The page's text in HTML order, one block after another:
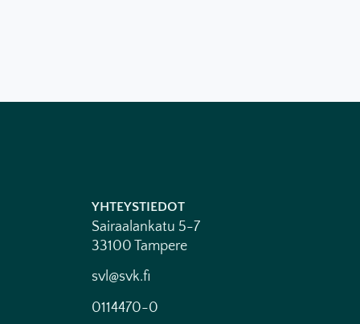
YHTEYSTIEDOT
Sairaalankatu 5-7
33100 Tampere
svl@svk.fi
0114470-0